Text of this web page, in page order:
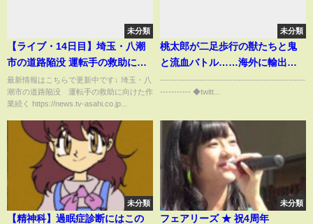
未分類
【ライブ・14日目】埼玉・八潮
市の道路陥没 運転手の救助に向
けた作業続く 現地最新映像
【LIVE】(2025年2月9－10日)
ANN/テレ朝
最新情報はこちらで更新中です↓ 埼玉・八
潮市の道路陥没 運転手の救助に向けた作
業続く https://news.tv-asahi.co.jp...
未分類
桃太郎が二足歩行の獣たちと鬼
と流血バトル……海外に輸出さ
れた日本の昔話を紹介する
----------------------------------------------------
----------- ◆twitt...
未分類
【精神科】過眠症診断にはこの
未分類
フェアリーズ ★ 祝4周年